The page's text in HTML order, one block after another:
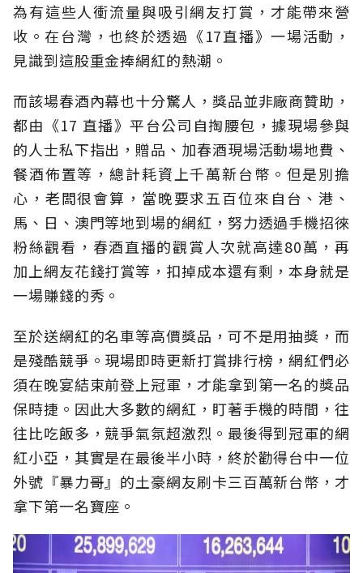
為有這些人衝流量與吸引網友打賞，才能帶來營
收。在台灣，也終於透過《17直播》一場活動，
見識到這股重金捧網紅的熱潮。
而該場春酒內幕也十分驚人，獎品並非廠商贊助，
都由《17 直播》平台公司自掏腰包，據現場參與
的人士私下指出，贈品、加春酒現場活動場地費、
餐酒佈置等，總計耗資上千萬新台幣。但是別擔
心，老闆很會算，當晚要求五百位來自台、港、
馬、日、澳門等地到場的網紅，努力透過手機招徠
粉絲觀看，春酒直播的觀賞人次就高達80萬，再
加上網友花錢打賞等，扣掉成本還有剩，本身就是
一場賺錢的秀。
至於送網紅的名車等高價獎品，可不是用抽獎，而
是殘酷競爭。現場即時更新打賞排行榜，網紅們必
須在晚宴結束前登上冠軍，才能拿到第一名的獎品
保時捷。因此大多數的網紅，盯著手機的時間，往
往比吃飯多，競爭氣氛超激烈。最後得到冠軍的網
紅小亞，其實是在最後半小時，終於勸得台中一位
外號『暴力哥』的土豪網友刷卡三百萬新台幣，才
拿下第一名寶座。